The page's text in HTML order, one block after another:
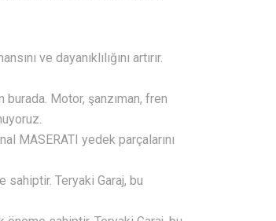
ve dayanıklılığını artırır.
burada. Motor, şanzıman, fren
MASERATI yedek parçalarını
sahiptir. Teryaki Garaj, bu